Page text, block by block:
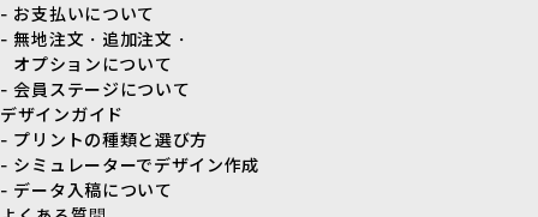
- お支払いについて
- 無地注文・追加注文・
オプションについて
- 会員ステージについて
デザインガイド
- プリントの種類と選び方
- シミュレーターでデザイン作成
- データ入稿について